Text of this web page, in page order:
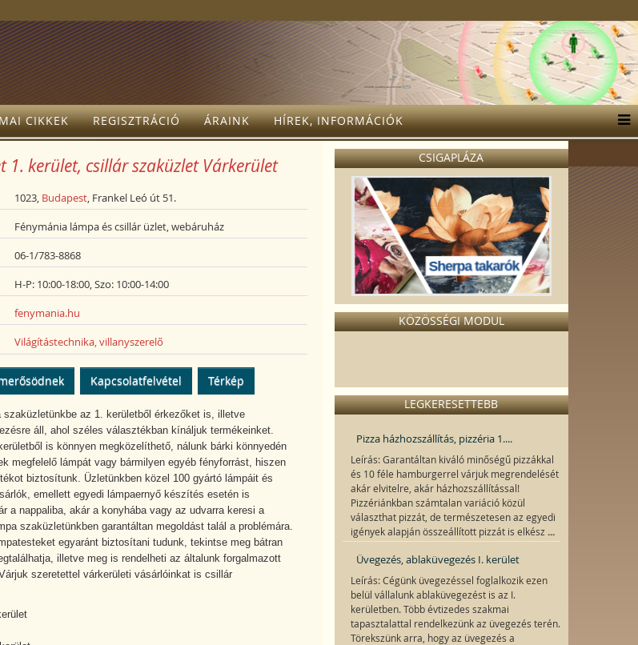
CIKKEK REGISZTRÁCIÓ ÁRAINK HÍREK, INFORMÁCIÓK
1. kerület, csillár szaküzlet Várkerület
1023, Budapest, Frankel Leó út 51.
Fénymánia lámpa és csillár üzlet, webáruház
06-1/783-8868
H-P: 10:00-18:00, Szo: 10:00-14:00
fenymania.hu
Világítástechnika, villanyszerelő
Kapcsolatfelvétel Térkép
szaküzletünkbe az 1. kerületből érkezőket is, illetve
áll, ahol széles választékban kínáljuk termékeinket.
is könnyen megközelíthető, nálunk bárki könnyedén
megfelelő lámpát vagy bármilyen egyéb fényforrást, hiszen
biztosítunk. Üzletünkben közel 100 gyártó lámpáit és
emellett egyedi lámpaernyő készítés esetén is
a nappaliba, akár a konyhába vagy az udvarra keresi a
szaküzletünkben garantáltan megoldást talál a problémára.
egyaránt biztosítani tudunk, tekintse meg bátran
illetve meg is rendelheti az általunk forgalmazott
szeretettel várkerületi vásárlóinkat is csillár
CSIGAPLÁZA
Sherpa takarók
KÖZÖSSÉGI MODUL
LEGKERESETTEBB
Pizza házhozszállítás, pizzéria 1....
Leírás: Garantáltan kiváló minőségű pizzákkal
és 10 féle hamburgerrel várjuk megrendelését
akár elvitelre, akár házhozszállítással!
Pizzériánkban számtalan variáció közül
választhat pizzát, de természetesen az egyedi
igények alapján összeállított pizzát is elkész ...
Üvegezés, ablaküvegezés I. kerület
Leírás: Cégünk üvegezéssel foglalkozik ezen
belül vállalunk ablaküvegezést is az I.
kerületben. Több évtizedes szakmai
tapasztalattal rendelkezünk az üvegezés terén.
Törekszünk arra, hogy az üvegezés a